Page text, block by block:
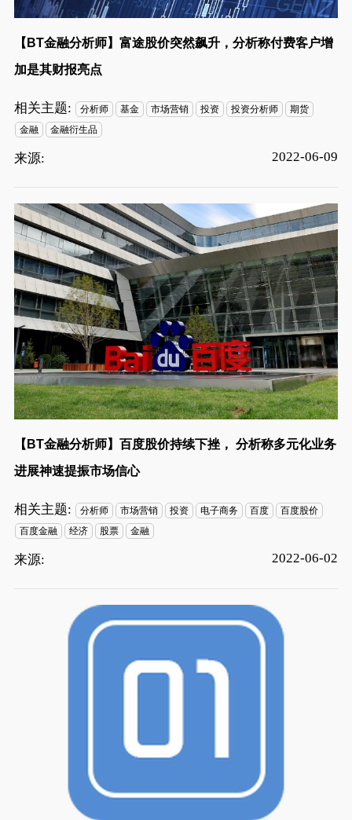
【BT金融分析师】富途股价突然飙升，分析称付费客户增
加是其财报亮点
相关主题: 分析师 基金 市场营销 投资 投资分析师
期货
金融
金融衍生品
来源: 2022-06-09
【BT金融分析师】百度股价持续下挫， 分析称多元化业务
进展神速提振市场信心
相关主题: 分析师 市场营销 投资 电子商务 百度
百度股价
百度金融
经济 股票 金融
来源: 2022-06-02